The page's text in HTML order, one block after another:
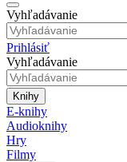
Vyhľadávanie
Prihlásiť
Vyhľadávanie
Knihy
E-knihy
Audioknihy
Hry
Filmy